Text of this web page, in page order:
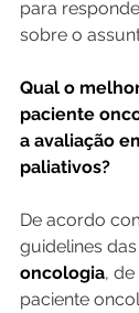
para
sobre o
Qual o
paciente
a avaliação
paliativos?
De acordo
guidelines
oncologia,
paciente